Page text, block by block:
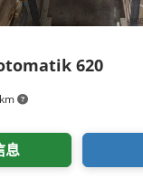
620
息